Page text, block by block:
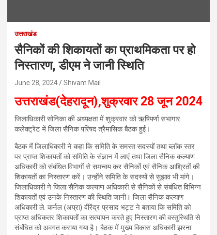
उत्तराखंड
सैनिकों की शिकायतों का प्राथमिकता पर हो
निस्तारण, डीएम ने जानी स्थिति
June 28, 2024 Shivam Mail
उत्तराखंड(देहरादून),शुक्रवार 28 जून 2024
जिलाधिकारी सोनिका की अध्यक्षता में शुक्रवार को ऋषिपर्णा सभागार
कलेक्ट्रेट में जिला सैनिक परिषद त्रैमासिक बैठक हुई।
बैठक में जिलाधिकारी ने कहा कि समिति के समस्त सदस्यों तथा ब्लॉक स्तर
पर प्राप्त शिकायतों काे समिति के संज्ञान में लाएं तथा जिला सैनिक कल्याण
अधिकारी को संबंधित विभागों से समन्वय कर सैनिकों एवं सैनिक आश्रितों की
शिकायतों का निस्तारण करें। उन्होंने समिति के सदस्यों से सुझाव भी मांगे।
जिलाधिकारी ने जिला सैनिक कल्याण अधिकारी से सैनिकों से संबंधित विभिन्न
शिकायतों एवं उनके निस्तारण की स्थिति जानी। जिला सैनिक कल्याण
अधिकारी ले. कर्नल (अप्रा) वीरेंद्र प्रसाद भट्ट ने बताया कि समिति को
प्राप्त अधिकतर शिकायतों का सत्यापन करते हुए निस्तारण की वस्तुस्थिति से
संबंधित को अवगत कराया गया है। बैठक में मुख्य विकास अधिकारी झरना